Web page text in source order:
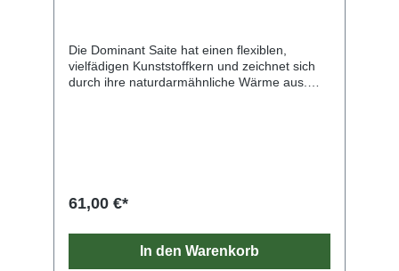
Die Dominant Saite hat einen flexiblen,
vielfädigen Kunststoffkern und zeichnet sich
durch ihre naturdarmähnliche Wärme aus.
61,00 €*
In den Warenkorb